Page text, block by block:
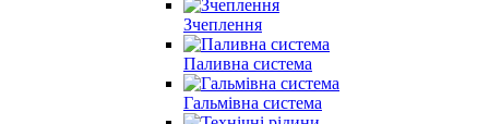
Зчеплення
Паливна система
Гальмівна система